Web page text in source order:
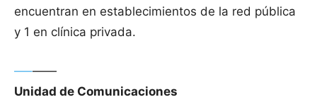
encuentran en establecimientos de la red pública
y 1 en clínica privada.
—–——
Unidad de Comunicaciones